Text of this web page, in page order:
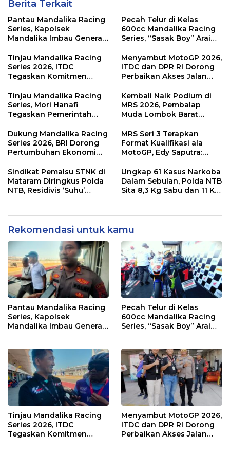
Berita Terkait
Pantau Mandalika Racing
Series, Kapolsek
Mandalika Imbau Generasi
Sirkuit, Bukan Jalan Raya
Pecah Telur di Kelas
600cc Mandalika Racing
Series, “Sasak Boy” Arai
Kemenangan
Tinjau Mandalika Racing
Series 2026, ITDC
Tegaskan Komitmen
Dampak Ekonomi
Kawasan
Menyambut MotoGP 2026,
ITDC dan DPR RI Dorong
Perbaikan Akses Jalan
di KEK Mandalika
Tinjau Mandalika Racing
Series, Mori Hanafi
Tegaskan Pemerintah
NTB
Kembali Naik Podium di
MRS 2026, Pembalap
Muda Lombok Barat
Menuju Tingkat Asia
Dukung Mandalika Racing
Series 2026, BRI Dorong
Pertumbuhan Ekonomi
MRS Seri 3 Terapkan
Format Kualifikasi ala
MotoGP, Edy Saputra:
dan Efektif
Sindikat Pemalsu STNK di
Mataram Diringkus Polda
NTB, Residivis ‘Suhu’
Ungkap 61 Kasus Narkoba
Dalam Sebulan, Polda NTB
Sita 8,3 Kg Sabu dan 11 Kg
Rekomendasi untuk kamu
Pantau Mandalika Racing
Series, Kapolsek
Mandalika Imbau Generasi
Pecah Telur di Kelas
600cc Mandalika Racing
Series, “Sasak Boy” Arai
Tinjau Mandalika Racing
Series 2026, ITDC
Tegaskan Komitmen
Menyambut MotoGP 2026,
ITDC dan DPR RI Dorong
Perbaikan Akses Jalan